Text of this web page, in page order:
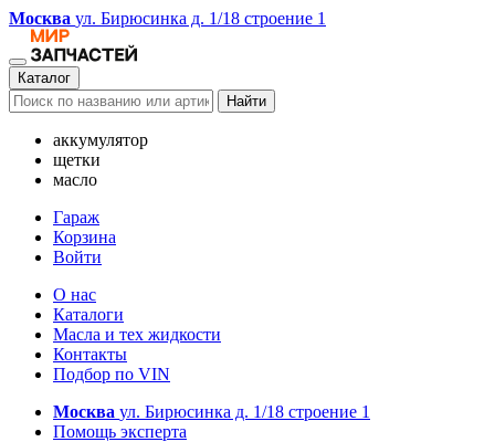
Москва ул. Бирюсинка д. 1/18 строение 1
Каталог
Найти
аккумулятор
щетки
масло
Гараж
Корзина
Войти
О нас
Каталоги
Масла и тех жидкости
Контакты
Подбор по VIN
Москва ул. Бирюсинка д. 1/18 строение 1
Помощь эксперта